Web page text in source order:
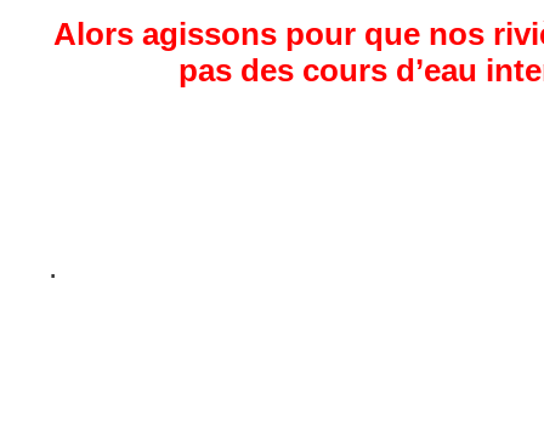
Alors agissons pour que nos
pas des cours d’eau
.